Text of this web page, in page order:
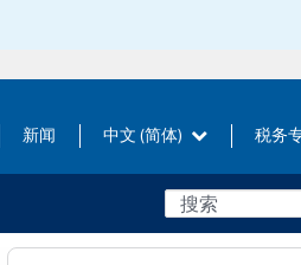
新闻 中文 (简体) 税务